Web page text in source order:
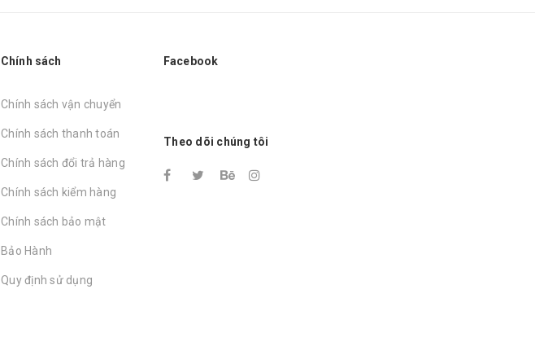
Chính sách
Chính sách vận chuyển
Chính sách thanh toán
Chính sách đổi trả hàng
Chính sách kiểm hàng
Chính sách bảo mật
Bảo Hành
Quy định sử dụng
Facebook
Theo dõi chúng tôi